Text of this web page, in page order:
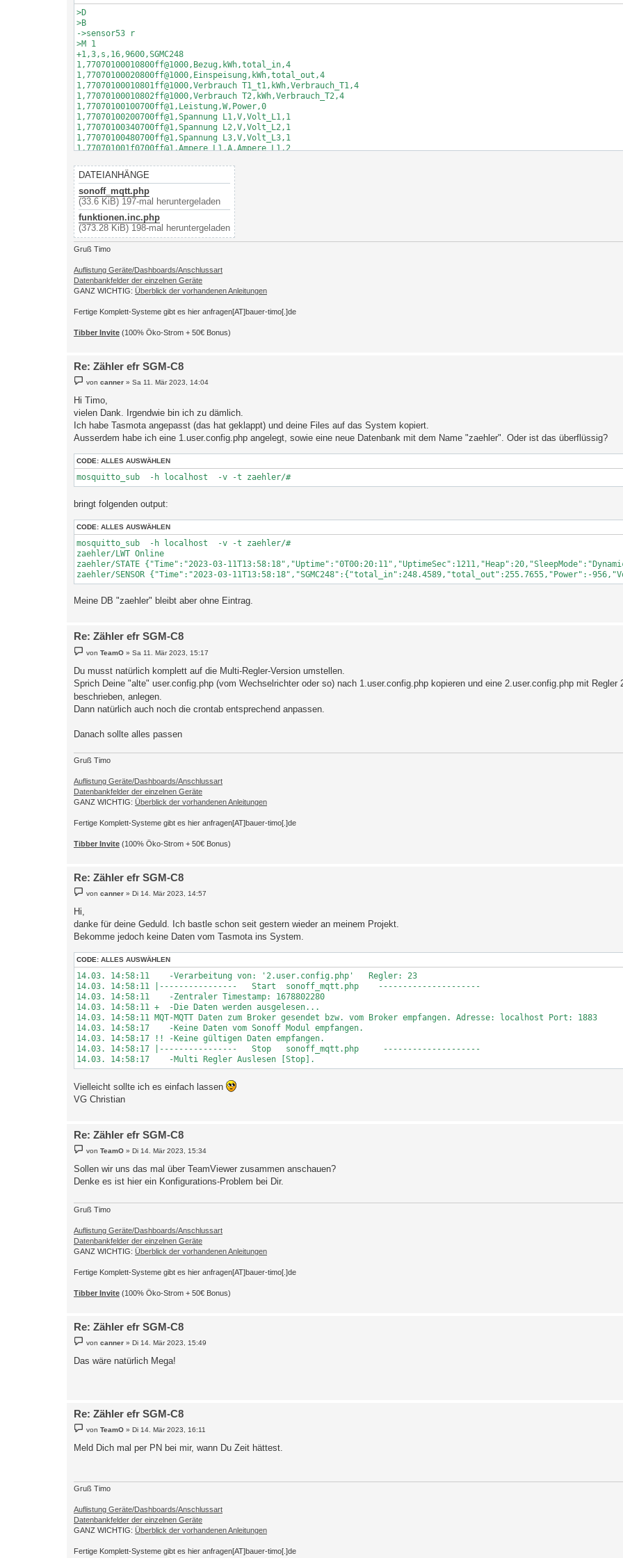
>D
>B
->sensor53 r
>M 1
+1,3,s,16,9600,SGMC248
1,77070100010800ff@1000,Bezug,kWh,total_in,4
1,77070100020800ff@1000,Einspeisung,kWh,total_out,4
1,77070100010801ff@1000,Verbrauch T1_t1,kWh,Verbrauch_T1,4
1,77070100010802ff@1000,Verbrauch T2,kWh,Verbrauch_T2,4
1,77070100100700ff@1,Leistung,W,Power,0
1,77070100200700ff@1,Spannung L1,V,Volt_L1,1
1,77070100340700ff@1,Spannung L2,V,Volt_L2,1
1,77070100480700ff@1,Spannung L3,V,Volt_L3,1
1,770701001f0700ff@1,Ampere L1,A,Ampere_L1,2
1,77070100470700ff@1,Ampere L3,A,Ampere_L3,2
1,77070100510704ff@1,Phasenwinkel L1,deg,Phasenwinkel_L1,1
1,7707010051070fff@1,Phasenwinkel L2,deg,Phasenwinkel_L2,1
1,7707010051071aff@1,Phasenwinkel L3,deg,Phasenwinkel_L3,1
1,770701000e0700ff@1,Frequenz,Hz,Frequenz,1
1,77070100600100ff@#,Server-ID,,Server-ID,0
DATEIANHÄNGE
sonoff_mqtt.php
(33.6 KiB) 197-mal heruntergeladen
funktionen.inc.php
(373.28 KiB) 198-mal heruntergeladen
Gruß Timo
Auflistung Geräte/Dashboards/Anschlussart
Datenbankfelder der einzelnen Geräte
GANZ WICHTIG: Überblick der vorhandenen Anleitungen
Fertige Komplett-Systeme gibt es hier anfragen[AT]bauer-timo[.]de
Tibber Invite (100% Öko-Strom + 50€ Bonus)
Re: Zähler efr SGM-C8
e
i
r
g
voncanner »Sa 11. Mär 2023, 14:04
Hi Timo,
vielen Dank. Irgendwie bin ich zu dämlich.
Ich habe Tasmota angepasst (das hat geklappt) und deine Files auf das System kopiert.
Ausserdem habe ich eine 1.user.config.php angelegt, sowie eine neue Datenbank mit dem Name "zaehler". Oder ist das überflüssig?
CODE: ALLES AUSWÄHLEN
mosquitto_sub  -h localhost  -v -t zaehler/#
bringt folgenden output:
CODE: ALLES AUSWÄHLEN
mosquitto_sub  -h localhost  -v -t zaehler/#
zaehler/LWT Online
zaehler/STATE {"Time":"2023-03-
zaehler/SENSOR {"Time":"2023-03-11T13:58:18","SGMC248":{"total_in":248.4589,"total_out":255.7655,"Power":-
Meine DB "zaehler" bleibt aber ohne Eintrag.
Re: Zähler efr SGM-C8
e
t
r
g
vonTeamO »Sa 11. Mär 2023, 15:17
Du musst natürlich komplett auf die Multi-Regler-Version umstellen.
Sprich Deine "alte" user.config.php (vom Wechselrichter oder so) nach 1.user.config.php kopieren und eine 2.user.config.php mit Regler
beschrieben, anlegen.
Dann natürlich auch noch die crontab entsprechend anpassen.
Danach sollte alles passen
Gruß Timo
Auflistung Geräte/Dashboards/Anschlussart
Datenbankfelder der einzelnen Geräte
GANZ WICHTIG: Überblick der vorhandenen Anleitungen
Fertige Komplett-Systeme gibt es hier anfragen[AT]bauer-timo[.]de
Tibber Invite (100% Öko-Strom + 50€ Bonus)
Re: Zähler efr SGM-C8
e
t
r
a
g
voncanner »Di 14. Mär 2023, 14:57
Hi,
danke für deine Geduld. Ich bastle schon seit gestern wieder an meinem Projekt.
Bekomme jedoch keine Daten vom Tasmota ins System.
CODE: ALLES AUSWÄHLEN
14.03. 14:58:11    -Verarbeitung von: '2.user.config.php'   Regler: 23
14.03. 14:58:11 |----------------   Start  sonoff_mqtt.php    ---------------------
14.03. 14:58:11    -Zentraler Timestamp: 1678802280
14.03. 14:58:11 +  -Die Daten werden ausgelesen...
14.03. 14:58:11 MQT-MQTT Daten zum Broker gesendet bzw. vom Broker empfangen. Adresse: localhost Port: 1883
14.03. 14:58:17    -Keine Daten vom Sonoff Modul empfangen.
14.03. 14:58:17 !! -Keine gültigen Daten empfangen.
14.03. 14:58:17 |----------------   Stop   sonoff_mqtt.php     --------------------
Vielleicht sollte ich es einfach lassen
VG Christian
Re: Zähler efr SGM-C8
e
i
t
r
vonTeamO »Di 14. Mär 2023, 15:34
Sollen wir uns das mal über TeamViewer zusammen anschauen?
Denke es ist hier ein Konfigurations-Problem bei Dir.
Gruß Timo
Auflistung Geräte/Dashboards/Anschlussart
Datenbankfelder der einzelnen Geräte
GANZ WICHTIG: Überblick der vorhandenen Anleitungen
Fertige Komplett-Systeme gibt es hier anfragen[AT]bauer-timo[.]de
Tibber Invite (100% Öko-Strom + 50€ Bonus)
Re: Zähler efr SGM-C8
e
t
voncanner »Di 14. Mär 2023, 15:49
Das wäre natürlich Mega!
Re: Zähler efr SGM-C8
e
t
vonTeamO »Di 14. Mär 2023, 16:11
Meld Dich mal per PN bei mir, wann Du Zeit hättest.
Gruß Timo
Auflistung Geräte/Dashboards/Anschlussart
Datenbankfelder der einzelnen Geräte
GANZ WICHTIG: Überblick der vorhandenen Anleitungen
Fertige Komplett-Systeme gibt es hier anfragen[AT]bauer-timo[.]de